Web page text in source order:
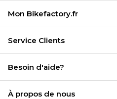
Mon Bikefactory.fr
Service Clients
Besoin d'aide?
À propos de nous